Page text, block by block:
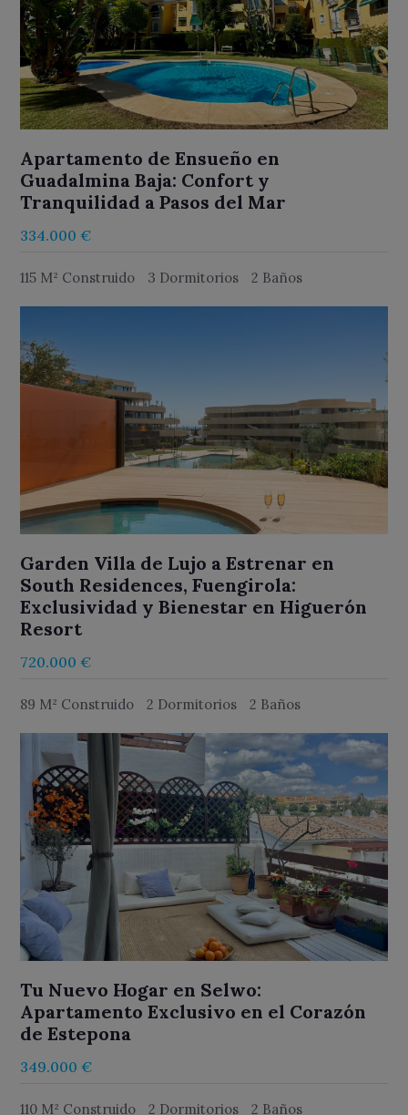
Apartamento de Ensueño en
Guadalmina Baja: Confort y
Tranquilidad a Pasos del Mar
334.000 €
115 M² Construido 3 Dormitorios 2 Baños
Garden Villa de Lujo a Estrenar en
South Residences, Fuengirola:
Exclusividad y Bienestar en Higuerón
Resort
720.000 €
89 M² Construido 2 Dormitorios 2 Baños
Tu Nuevo Hogar en Selwo:
Apartamento Exclusivo en el Corazón
de Estepona
349.000 €
110 M² Construido 2 Dormitorios 2 Baños